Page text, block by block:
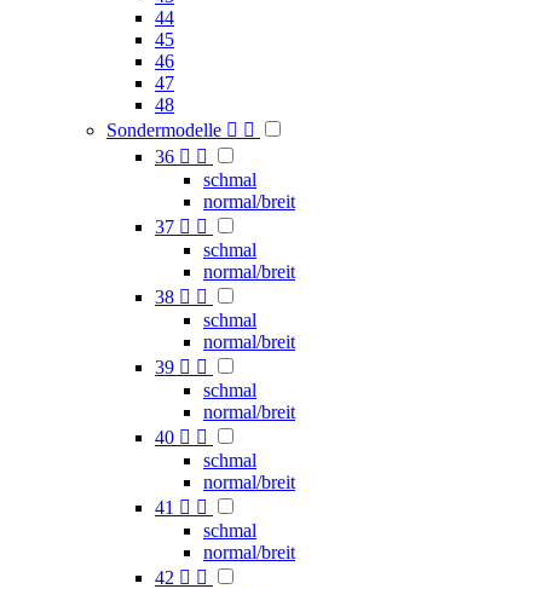
44
45
46
47
48
Sondermodelle  
36  
schmal
normal/breit
37  
schmal
normal/breit
38  
schmal
normal/breit
39  
schmal
normal/breit
40  
schmal
normal/breit
41  
schmal
normal/breit
42  